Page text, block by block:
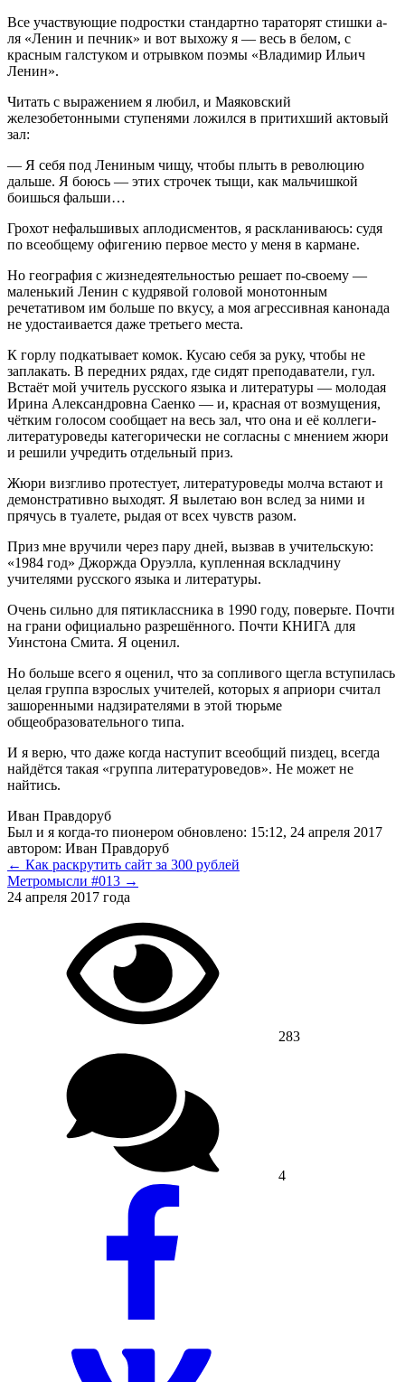
Все участвующие подростки стандартно тараторят стишки а-
ля «Ленин и печник» и вот выхожу я — весь в белом, с
красным галстуком и отрывком поэмы «Владимир Ильич
Ленин».
Читать с выражением я любил, и Маяковский
железобетонными ступенями ложился в притихший актовый
зал:
— Я себя под Лениным чищу, чтобы плыть в революцию
дальше. Я боюсь — этих строчек тыщи, как мальчишкой
боишься фальши…
Грохот нефальшивых аплодисментов, я раскланиваюсь: судя
по всеобщему офигению первое место у меня в кармане.
Но география с жизнедеятельностью решает по-своему —
маленький Ленин с кудрявой головой монотонным
речетативом им больше по вкусу, а моя агрессивная канонада
не удостаивается даже третьего места.
К горлу подкатывает комок. Кусаю себя за руку, чтобы не
заплакать. В передних рядах, где сидят преподаватели, гул.
Встаёт мой учитель русского языка и литературы — молодая
Ирина Александровна Саенко — и, красная от возмущения,
чётким голосом сообщает на весь зал, что она и её коллеги-
литературоведы категорически не согласны с мнением жюри
и решили учредить отдельный приз.
Жюри визгливо протестует, литературоведы молча встают и
демонстративно выходят. Я вылетаю вон вслед за ними и
прячусь в туалете, рыдая от всех чувств разом.
Приз мне вручили через пару дней, вызвав в учительскую:
«1984 год» Джоржда Оруэлла, купленная вскладчину
учителями русского языка и литературы.
Очень сильно для пятиклассника в 1990 году, поверьте. Почти
на грани официально разрешённого. Почти КНИГА для
Уинстона Смита. Я оценил.
Но больше всего я оценил, что за сопливого щегла вступилась
целая группа взрослых учителей, которых я априори считал
зашоренными надзирателями в этой тюрьме
общеобразовательного типа.
И я верю, что даже когда наступит всеобщий пиздец, всегда
найдётся такая «группа литературоведов». Не может не
найтись.
Иван Правдоруб
Был и я когда-то пионером обновлено: 15:12, 24 апреля 2017
автором: Иван Правдоруб
← Как раскрутить сайт за 300 рублей
Метромысли #013 →
24 апреля 2017 года
283
4